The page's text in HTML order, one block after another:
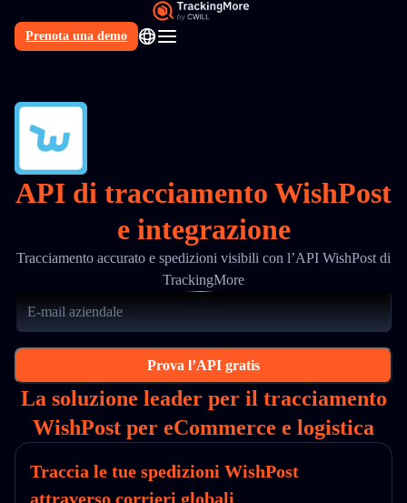
Prenota una demo
IT
API di tracciamento WishPost
e integrazione
Tracciamento accurato e spedizioni visibili con l’API WishPost di
TrackingMore
Prova l’API gratis
La soluzione leader per il tracciamento
WishPost per eCommerce e logistica
Traccia le tue spedizioni WishPost
attraverso corrieri globali